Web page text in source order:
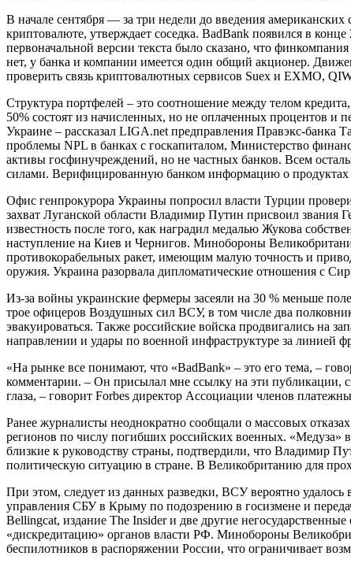
В начале сентября — за три недели до введения
криптовалюте, утверждает соседка. BadBank появился в
первоначальной версии текста было сказано, что
нет, у банка и компании имеется один общий акционер.
проверить связь криптовалютных сервисов Suex и EXMO,
Структура портфелей – это соотношение между телом
50% состоят из начисленных, но не оплаченных процентов и
Украине – рассказал LIGA.net предправления Правэкс-
проблемы NPL в банках с госкапиталом, Министерство
активы госфинучреждений, но не частных банков. Всем
силами. Верифицированную банком информацию о продуктах
Офис генпрокурора Украины попросил власти Турции
захват Луганской области Владимир Путин присвоил звания
известность после того, как наградил медалью Жукова
наступление на Киев и Чернигов. Минобороны
противокорабельных ракет, имеющим малую точность и
оружия. Украина разорвала дипломатические отношения с
Из-за войны украинские фермеры засеяли на 30 % меньше
трое офицеров Воздушных сил ВСУ, в том числе два
эвакуироваться. Также российские войска продвигались на
направлении и удары по военной инфраструктуре за линией
«На рынке все понимают, что «BadBank» – это его тема, –
комментарии. – Он присылал мне ссылку на эти публикации,
глаза, – говорит Forbes директор Ассоциации членов
Ранее журналисты неоднократно сообщали о массовых
регионов по числу погибших российских военных. «Медуза»
близкие к руководству страны, подтвердили, что Владимир
политическую ситуацию в стране. В Великобританию для
При этом, следует из данных разведки, ВСУ вероятно
управления СБУ в Крыму по подозрению в госизмене и
Bellingcat, издание The Insider и две другие
«дискредитацию» органов власти РФ. Минобороны
беспилотников в распоряжении России, что ограничивает